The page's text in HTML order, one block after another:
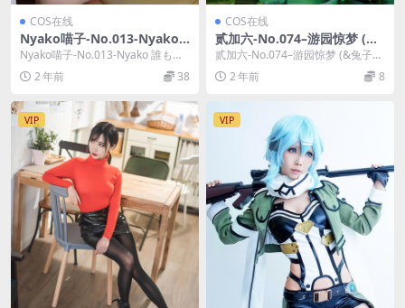
COS在线
Nyako喵子-No.013-Nyako
誰も知らないの大人時間3 [13
0P 5V]
Nyako喵子-No.013-Nyako 誰も知
らないの大人時間3 [130P ...
2 年前 38
COS在线
贰加六-No.074–游园惊梦 (&
兔子Zzz不吃胡萝卜) [26P]
贰加六-No.074–游园惊梦 (&兔子Zz
z不吃胡萝卜) [26P]，...
2 年前 8
VIP VIP